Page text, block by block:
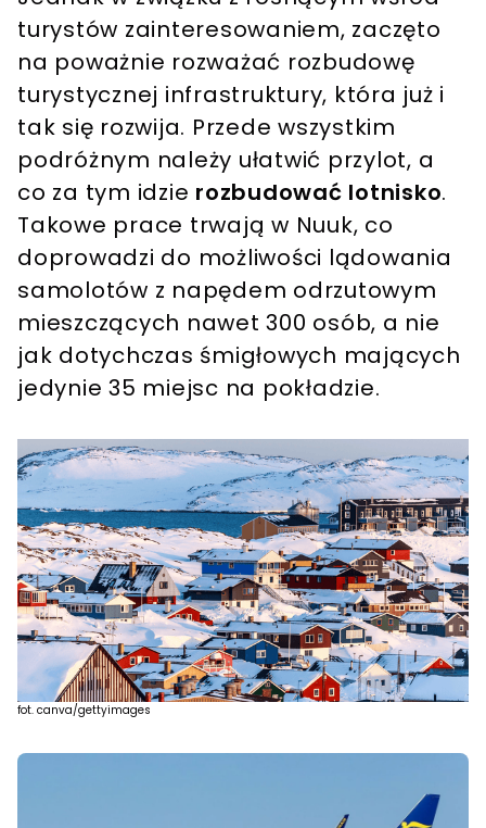
turystów zainteresowaniem, zaczęto
na poważnie rozważać rozbudowę
turystycznej infrastruktury, która już i
tak się rozwija. Przede wszystkim
podróżnym należy ułatwić przylot, a
co za tym idzie rozbudować lotnisko.
Takowe prace trwają w Nuuk, co
doprowadzi do możliwości lądowania
samolotów z napędem odrzutowym
mieszczących nawet 300 osób, a nie
jak dotychczas śmigłowych mających
jedynie 35 miejsc na pokładzie.
fot. canva/gettyimages